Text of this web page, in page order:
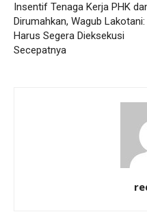
Insentif Tenaga Kerja PHK
Dirumahkan, Wagub Lakotani:
Harus Segera Dieksekusi
Secepatnya